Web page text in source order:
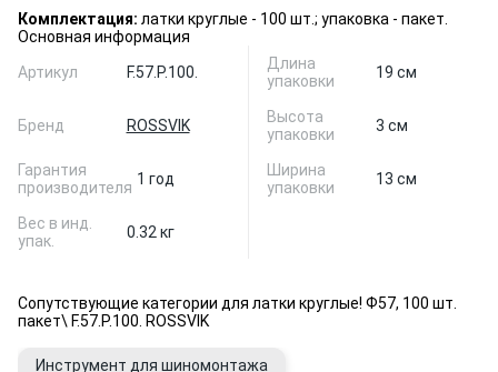
Комплектация: латки круглые - 100 шт.; упаковка - пакет.
Основная информация
Артикул
F.57.P.100.
Бренд ROSSVIK
Гарантия
производителя 1 год
Вес в инд.
упак.
0.32 кг
Длина
упаковки
19 см
Высота
упаковки
3 см
Ширина
упаковки
13 см
Сопутствующие категории для латки круглые! Ф57, 100 шт.
пакет\ F.57.P.100. ROSSVIK
Инструмент для шиномонтажа